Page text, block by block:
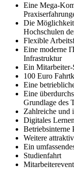
Eine Mega-
Die
Hochschulen
Flexible
Eine moderne
Infrastruktur
Ein Mitarbeiter-
100 Euro
Eine
Eine
Grundlage des
Zahlreiche und
Digitales Lernen
Betriebsinterne
Weitere
Ein
Studienfahrt